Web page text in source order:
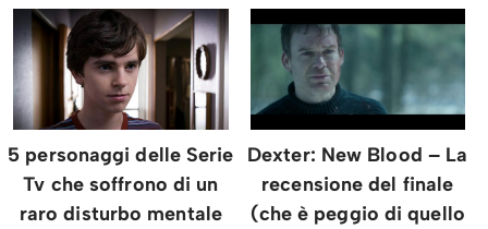
5 personaggi delle Serie
Tv che soffrono di un
raro disturbo mentale
Dexter: New Blood – La
recensione del finale
(che è peggio di quello